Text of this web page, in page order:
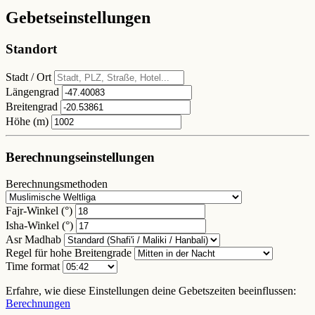
Gebetseinstellungen
Standort
Stadt / Ort
Längengrad
Breitengrad
Höhe (m)
Berechnungseinstellungen
Berechnungsmethoden
Fajr-Winkel (°)
Isha-Winkel (°)
Asr Madhab
Regel für hohe Breitengrade
Time format
Erfahre, wie diese Einstellungen deine Gebetszeiten beeinflussen:
Berechnungen